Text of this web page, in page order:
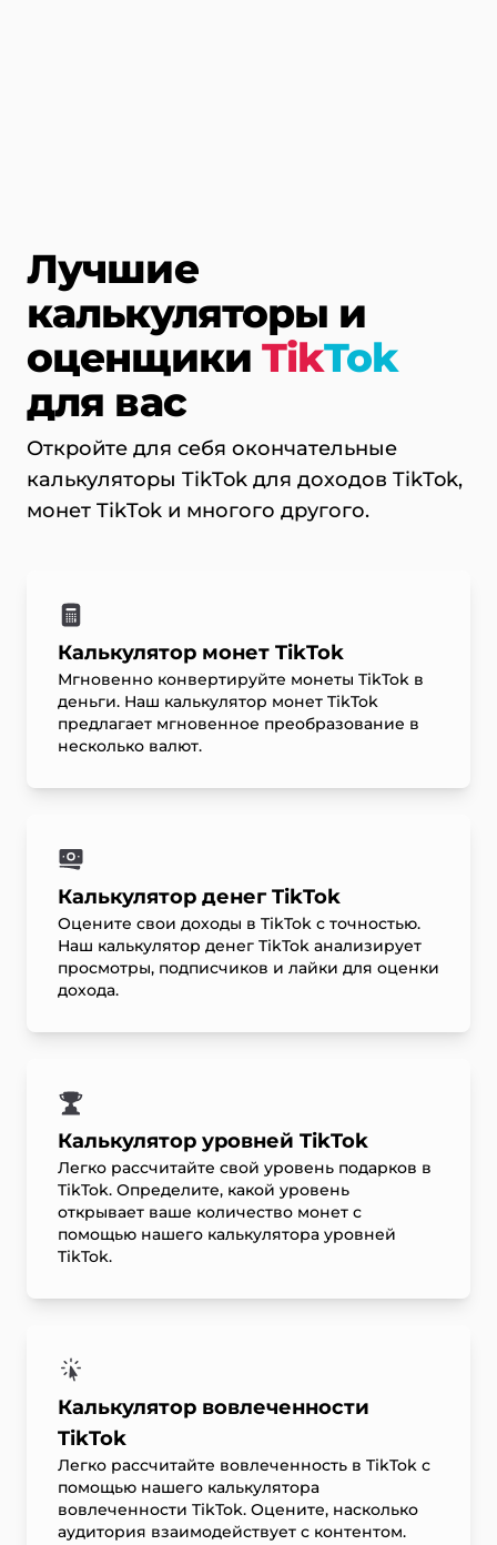
Лучшие
калькуляторы и
оценщики TikTok
для вас
Откройте для себя окончательные
калькуляторы TikTok для доходов TikTok,
монет TikTok и многого другого.
Калькулятор монет TikTok
Мгновенно конвертируйте монеты TikTok в
деньги. Наш калькулятор монет TikTok
предлагает мгновенное преобразование в
несколько валют.
Калькулятор денег TikTok
Оцените свои доходы в TikTok с точностью.
Наш калькулятор денег TikTok анализирует
просмотры, подписчиков и лайки для оценки
дохода.
Калькулятор уровней TikTok
Легко рассчитайте свой уровень подарков в
TikTok. Определите, какой уровень
открывает ваше количество монет с
помощью нашего калькулятора уровней
TikTok.
Калькулятор вовлеченности
TikTok
Легко рассчитайте вовлеченность в TikTok с
помощью нашего калькулятора
вовлеченности TikTok. Оцените, насколько
аудитория взаимодействует с контентом.